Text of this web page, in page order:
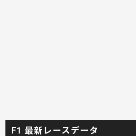
F1 最新レースデータ